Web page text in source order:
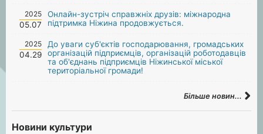
2025
05.07
Онлайн-зустріч справжніх друзів: міжнародна
підтримка Ніжина продовжується.
2025
04.29
До уваги суб'єктів господарювання, громадських
організацій підприємців, організацій роботодавців
та об'єднань підприємців Ніжинської міської
територіальної громади!
Більше новин...
Новини культури